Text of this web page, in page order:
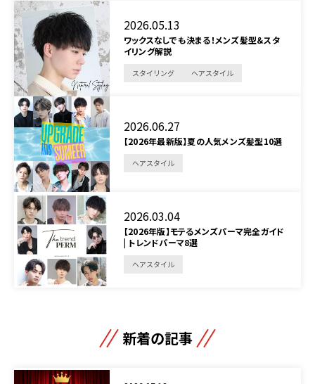
2026.05.13
ワックスなしでも決まる！メンズ髪型＆スタ
イリング解説
スタイリング ヘアスタイル
2026.06.27
【2026年最新版】夏の人気メンズ髪型10選
ヘアスタイル
2026.03.04
【2026年版】モテるメンズパーマ完全ガイド
| トレンドパーマ8選
ヘアスタイル
新着の記事